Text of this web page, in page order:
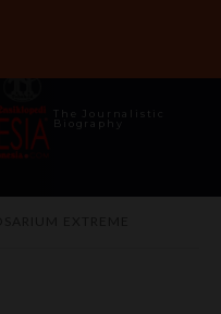
The Journalistic
Biography